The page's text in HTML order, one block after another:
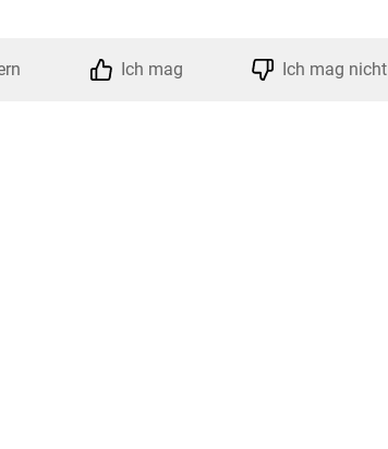
Ich mag Ich mag nicht